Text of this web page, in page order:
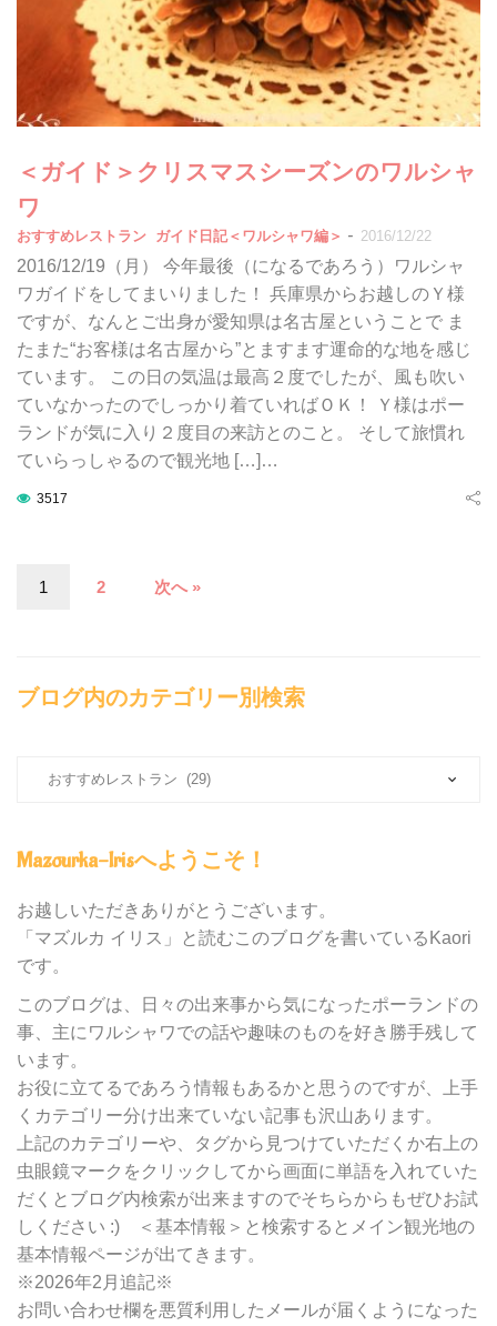
＜ガイド＞クリスマスシーズンのワルシャ
ワ
おすすめレストラン ガイド日記＜ワルシャワ編＞ - 2016/12/22
2016/12/19（月） 今年最後（になるであろう）ワルシャ
ワガイドをしてまいりました！ 兵庫県からお越しのＹ様
ですが、なんとご出身が愛知県は名古屋ということで ま
たまた“お客様は名古屋から”とますます運命的な地を感じ
ています。 この日の気温は最高２度でしたが、風も吹い
ていなかったのでしっかり着ていればＯＫ！ Ｙ様はポー
ランドが気に入り２度目の来訪とのこと。 そして旅慣れ
ていらっしゃるので観光地 […]…
3517
1 2 次へ »
ブログ内のカテゴリー別検索
の
テ
ゴ
ー
別
検
索
Mazourka-Irisへようこそ！
お越しいただきありがとうございます。
「マズルカ イリス」と読むこのブログを書いているKaori
です。
このブログは、日々の出来事から気になったポーランドの
事、主にワルシャワでの話や趣味のものを好き勝手残して
います。
お役に立てるであろう情報もあるかと思うのですが、上手
くカテゴリー分け出来ていない記事も沢山あります。
上記のカテゴリーや、タグから見つけていただくか右上の
虫眼鏡マークをクリックしてから画面に単語を入れていた
だくとブログ内検索が出来ますのでそちらからもぜひお試
しください :) ＜基本情報＞と検索するとメイン観光地の
基本情報ページが出てきます。
※2026年2月追記※
お問い合わせ欄を悪質利用したメールが届くようになった